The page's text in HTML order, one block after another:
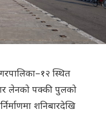
स्थित
लेनको पक्की पुलको
शनिबारदेखि